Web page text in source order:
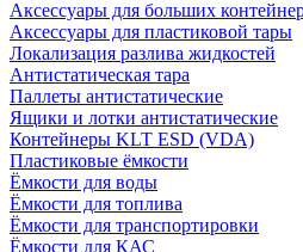
Аксессуары для больших
Аксессуары для пластиковой тары
Локализация разлива жидкостей
Антистатическая тара
Паллеты антистатические
Ящики и лотки антистатические
Контейнеры KLT ESD (VDA)
Пластиковые ёмкости
Ёмкости для воды
Ёмкости для топлива
Ёмкости для транспортировки
Ёмкости для КАС